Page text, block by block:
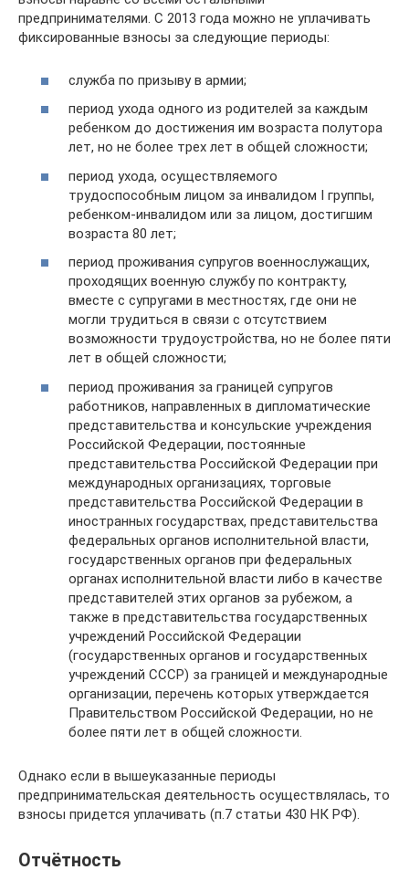
предпринимателями. С 2013 года можно не уплачивать
фиксированные взносы за следующие периоды:
служба по призыву в армии;
период ухода одного из родителей за каждым
ребенком до достижения им возраста полутора
лет, но не более трех лет в общей сложности;
период ухода, осуществляемого
трудоспособным лицом за инвалидом I группы,
ребенком-инвалидом или за лицом, достигшим
возраста 80 лет;
период проживания супругов военнослужащих,
проходящих военную службу по контракту,
вместе с супругами в местностях, где они не
могли трудиться в связи с отсутствием
возможности трудоустройства, но не более пяти
лет в общей сложности;
период проживания за границей супругов
работников, направленных в дипломатические
представительства и консульские учреждения
Российской Федерации, постоянные
представительства Российской Федерации при
международных организациях, торговые
представительства Российской Федерации в
иностранных государствах, представительства
федеральных органов исполнительной власти,
государственных органов при федеральных
органах исполнительной власти либо в качестве
представителей этих органов за рубежом, а
также в представительства государственных
учреждений Российской Федерации
(государственных органов и государственных
учреждений СССР) за границей и международные
организации, перечень которых утверждается
Правительством Российской Федерации, но не
более пяти лет в общей сложности.
Однако если в вышеуказанные периоды
предпринимательская деятельность осуществлялась, то
взносы придется уплачивать (п.7 статьи 430 НК РФ).
Отчётность